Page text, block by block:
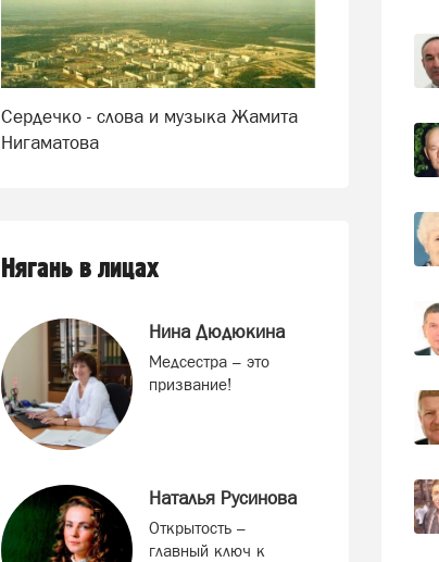
Сердечко - слова и музыка Жамита
Нигаматова
Нягань в лицах
Нина Дюдюкина
Медсестра – это
призвание!
Наталья Русинова
Открытость –
главный ключ к